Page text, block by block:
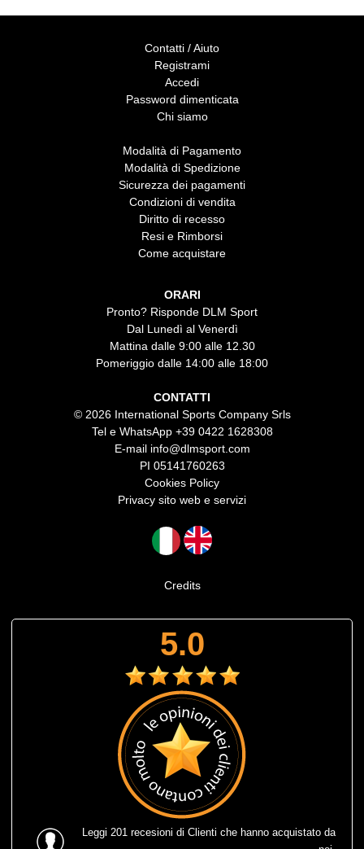
Contatti / Aiuto
Registrami
Accedi
Password dimenticata
Chi siamo
Modalità di Pagamento
Modalità di Spedizione
Sicurezza dei pagamenti
Condizioni di vendita
Diritto di recesso
Resi e Rimborsi
Come acquistare
ORARI
Pronto? Risponde DLM Sport
Dal Lunedì al Venerdì
Mattina dalle 9:00 alle 12.30
Pomeriggio dalle 14:00 alle 18:00
CONTATTI
© 2026 International Sports Company Srls
Tel e WhatsApp +39 0422 1628308
E-mail info@dlmsport.com
PI 05141760263
Cookies Policy
Privacy sito web e servizi
Credits
5.0
Leggi 201 recesioni di Clienti che hanno acquistato da